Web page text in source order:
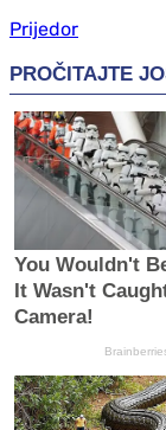
Prijedor